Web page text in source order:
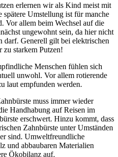
erlernen wir als Kind meist mit
spätere Umstellung ist für manche
Vor allem beim Wechsel auf die
ungewohnt sein, da hier nicht
darf. Generell gilt bei elektrischen
zu starkem Putzen!
Menschen fühlen sich
unwohl. Vor allem rotierende
laut empfunden werden.
muss immer wieder
Handhabung auf Reisen im
erschwert. Hinzu kommt, dass
Zahnbürste unter Umständen
sind. Umweltfreundliche
und abbaubaren Materialien
Ökobilanz auf.